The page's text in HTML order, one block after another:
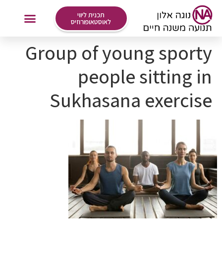
לתוכן
תכנית ליווי
לאוסטאופורוזיס
Group of young sporty
people sitting in
Sukhasana exercise